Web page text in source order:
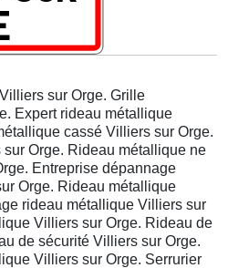
sur Orge. Grille
Expert rideau métallique
cassé Villiers sur Orge.
Orge. Rideau métallique ne
Entreprise dépannage
Orge. Rideau métallique
rideau métallique Villiers sur
Villiers sur Orge. Rideau de
de sécurité Villiers sur Orge.
Villiers sur Orge. Serrurier